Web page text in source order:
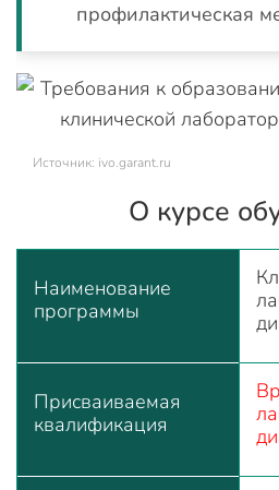
профилактическая
Источник: ivo.garant.ru
О курсе
Наименование
программы
Присваиваемая
квалификация